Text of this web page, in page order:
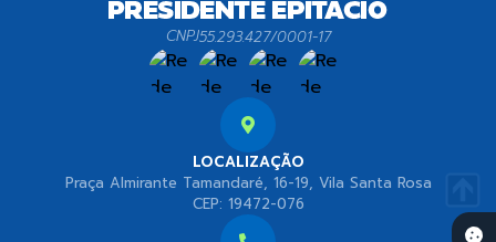
LOCALIZAÇÃO
Praça Almirante Tamandaré, 16-19, Vila Santa Rosa
CEP: 19472-076
CNPJ55.293.427/0001-17